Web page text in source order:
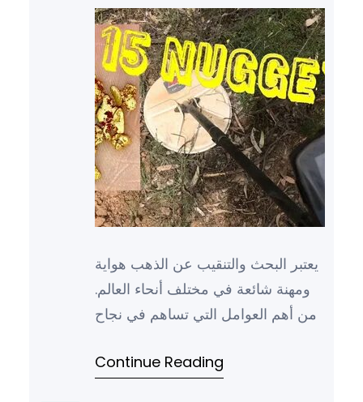
يعتبر البحث والتنقيب عن الذهب هواية
ومهنة شائعة في مختلف أنحاء العالم.
ومن أهم العوامل التي تساهم في نجاح
كشف الذهب في العا…
Continue Reading